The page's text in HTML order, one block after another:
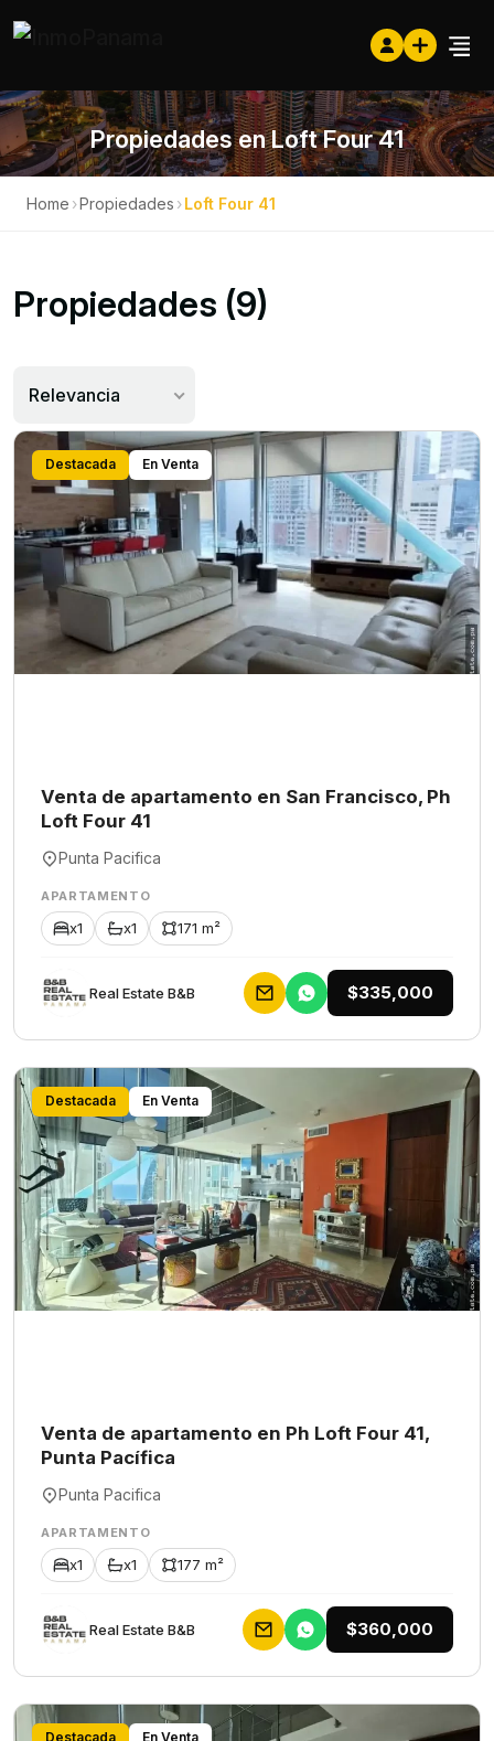
Propiedades en Loft Four 41
Home ›Propiedades ›Loft Four 41
Propiedades (9)
Relevancia
Destacada En Venta
Venta de apartamento en San Francisco, Ph
Loft Four 41
Punta Pacifica
APARTAMENTO
x1 x1 171 m²
Rеаl Еstаtе В&В $335,000
Destacada En Venta
Venta de apartamento en Ph Loft Four 41,
Punta Pacífica
Punta Pacifica
APARTAMENTO
x1 x1 177 m²
Rеаl Еstаtе В&В $360,000
Destacada En Venta